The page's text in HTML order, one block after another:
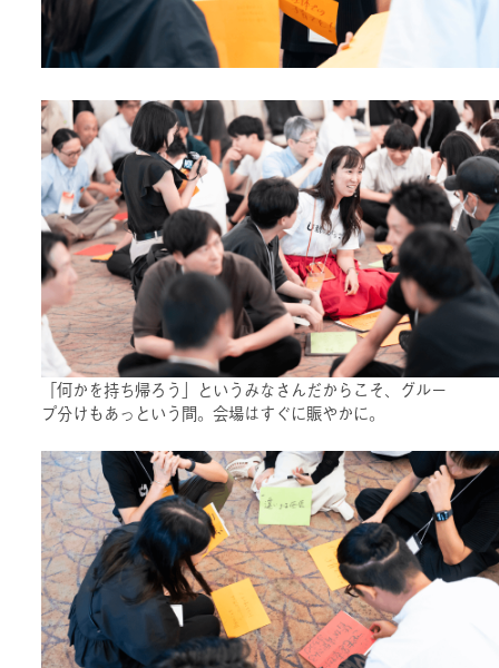
「何かを持ち帰ろう」というみなさんだからこそ、グルー
プ分けもあっという間。会場はすぐに賑やかに。